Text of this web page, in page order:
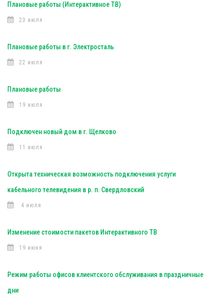
Плановые работы (Интерактивное ТВ)
23 июля
Плановые работы в г. Электросталь
22 июля
Плановые работы
19 июля
Подключен новый дом в г. Щелково
11 июля
Открыта техническая возможность подключения услуги
кабельного телевидения в р. п. Свердловский
4 июля
Изменение стоимости пакетов Интерактивного ТВ
19 июня
Режим работы офисов клиентского обслуживания в праздничные
дни